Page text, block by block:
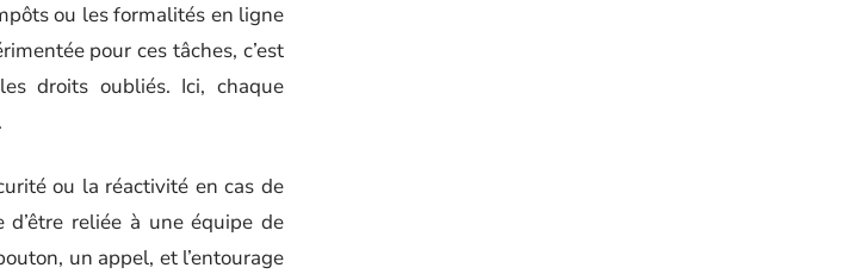
ou les formalités en ligne
pour ces tâches, c’est
droits oubliés. Ici, chaque
ou la réactivité en cas de
reliée à une équipe de
un appel, et l’entourage